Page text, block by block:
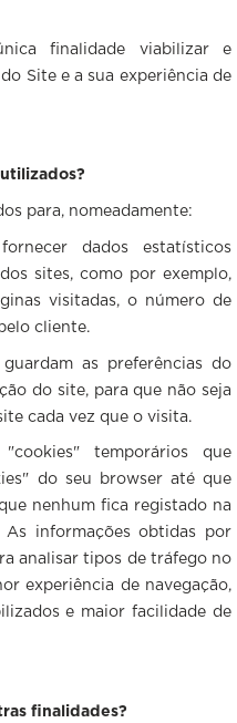
finalidade viabilizar e
Site e a sua experiência de
para, nomeadamente:
dados estatísticos
sites, como por exemplo,
visitadas, o número de
cliente.
as preferências do
do site, para que não seja
cada vez que o visita.
temporários que
do seu browser até que
nenhum fica registado na
informações obtidas por
analisar tipos de tráfego no
experiência de navegação,
e maior facilidade de
finalidades?